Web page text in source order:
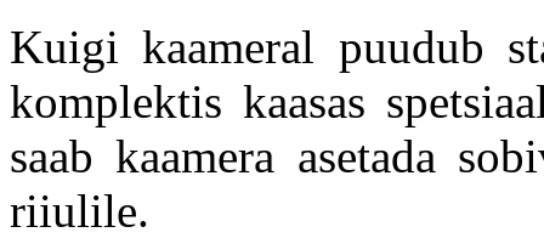
Kuigi kaameral puudub
komplektis kaasas
saab kaamera asetada
riiulile.